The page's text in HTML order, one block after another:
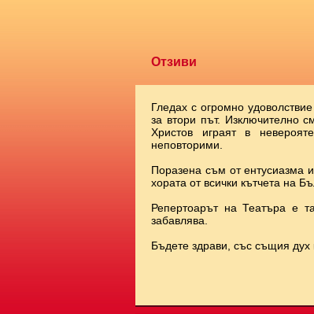
Отзиви
Гледах с огромно
за втори път. Изключително
Христов играят в
неповторими.
Поразена съм от ентусиазма
хората от всички кътчета на
Репертоарът на Театъра е
забавлява.
Бъдете здрави, със същия дух